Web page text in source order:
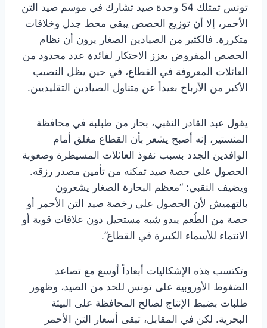
تونس تمتلك 54 وحدة صيد تشارك في موسم صيد التن
الأحمر، إلا أن توزيع الحصص يبقى محط جدل وخلافات
متكررة. فالكثير من الصيادين الصغار يرون أن نظام
الحصص المفروض يعزز الاحتكار لفائدة عدد محدود من
العائلات المعروفة في القطاع، في حين يظل النصيب
الأكبر من الأرباح بعيداً عن متناول الصيادين التقليديين.
يقول عبد القادر النقبي، بحار من طبلبة في محافظة
المنستير، إنه أصبح يشعر بأن القطاع مغلق أمام
الوافدين الجدد بسبب نفوذ العائلات المسيطرة وصعوبة
الحصول على حصة صيد تمكنه من تأمين مصدر رزقه.
ويضيف النقبي: “معظم البحارة الصغار يشعرون
بالتهميش لأن الحصول على رخصة صيد التن الأحمر أو
حصة من الطُعم يبدو شبه مستحيل دون علاقات قوية أو
الانتماء للأسماء الكبيرة في القطاع”.
وتكتسب هذه الإشكاليات أبعاداً أوسع مع تصاعد
الضغوط الأوروبية على تونس للحد من الصيد، وظهور
طلبات بضبط الإنتاج لصالح المحافظة على البيئة
البحرية. لكن في المقابل، تبقى أسعار التن الأحمر